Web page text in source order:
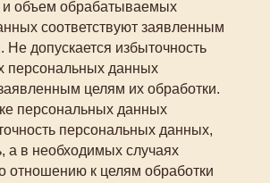
объем обрабатываемых
соответствуют заявленным
Не допускается избыточность
персональных данных
целям их обработки.
персональных данных
персональных данных,
а в необходимых случаях
отношению к целям обработки